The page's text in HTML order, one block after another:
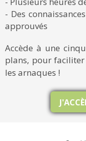
- Des
approuvés
Accède à une
plans, pour faciliter
les arnaques !